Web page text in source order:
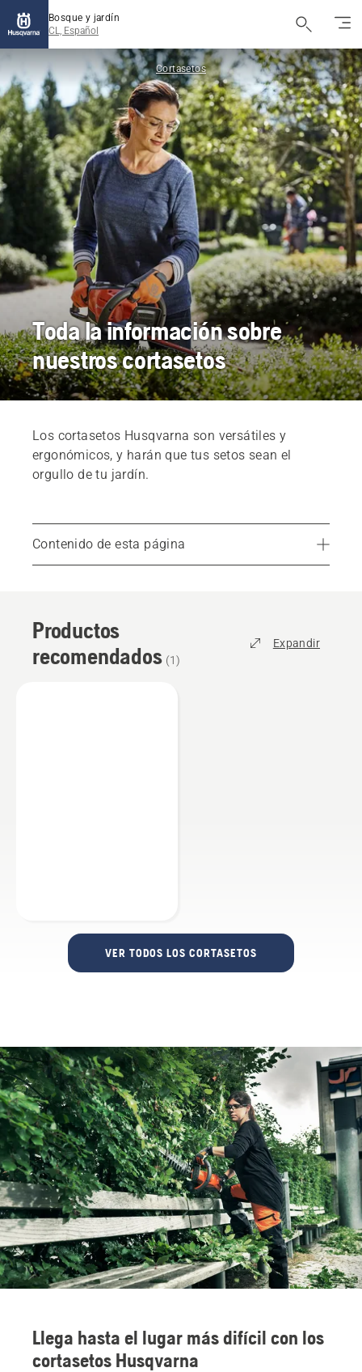
Bosque y jardín
CL, Español
Cortasetos
Toda la información sobre
nuestros cortasetos
Los cortasetos Husqvarna son versátiles y
ergonómicos, y harán que tus setos sean el
orgullo de tu jardín.
Contenido de esta página
Productos recomendados
Servicios
Piezas y accesorios
Productos
recomendados (1)
Expandir
VER TODOS LOS CORTASETOS
Llega hasta el lugar más difícil con los
cortasetos Husqvarna